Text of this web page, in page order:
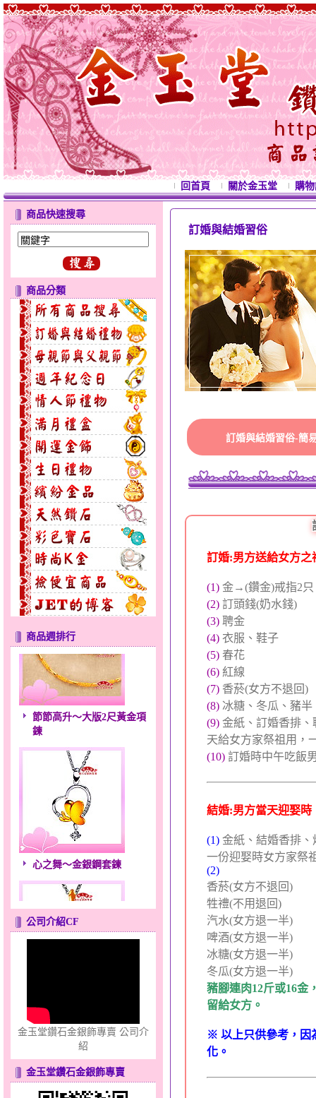
回首頁 關於金玉堂 購
商品快速搜尋
商品分類
商品週排行
節節高升～大版2尺黃金項
鍊
心之舞～金銀鋼套鍊
公司介紹CF
金玉堂鑽石金銀飾專賣 公司介
紹
金玉堂鑽石金銀飾專賣
訂婚與結婚習俗
訂婚與結婚習俗-簡
訂婚:男方送給女方之
(1) 金→(鑽金)戒指2只
(2) 訂頭錢(奶水錢)
(3) 聘金
(4) 衣服、鞋子
(5) 春花
(6) 紅線
(7) 香菸(女方不退回)
(8) 冰糖、冬瓜、豬
(9) 金紙、訂婚香排
天給女方家祭祖用，
(10) 訂婚時中午吃飯
結婚:男方當天迎娶時
(1) 金紙、結婚香排
一份迎娶時女方家祭
(2)
香菸(女方不退回
牲禮(不用退回)
汽水(女方退一半
啤酒(女方退一
冰糖(女方退一半
冬瓜(女方退一半)
豬腳連肉12斤或16金
留給女方。
※ 以上只供參考，因
化。